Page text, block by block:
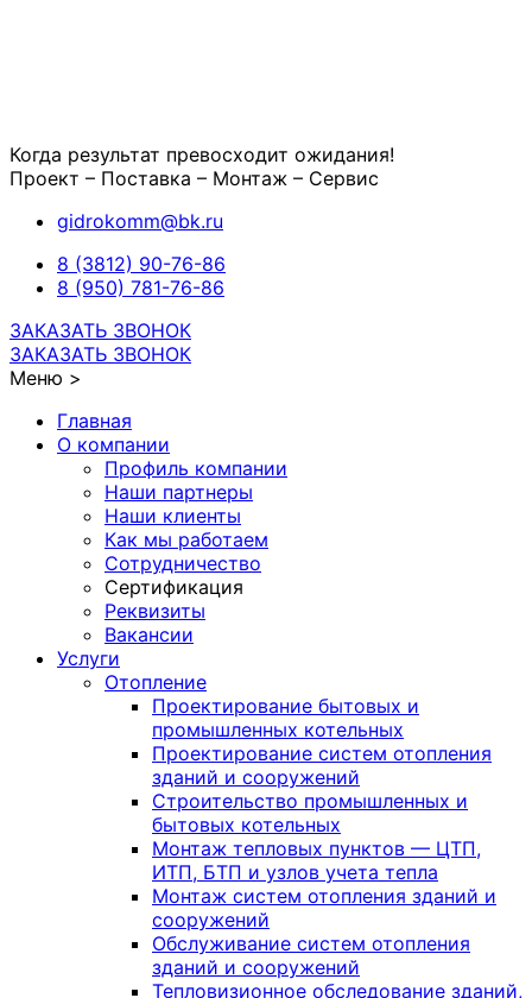
Когда результат превосходит ожидания!
Проект – Поставка – Монтаж – Сервис
gidrokomm@bk.ru
8 (3812) 90-76-86
8 (950) 781-76-86
ЗАКАЗАТЬ ЗВОНОК
ЗАКАЗАТЬ ЗВОНОК
Меню >
Главная
О компании
Профиль компании
Наши партнеры
Наши клиенты
Как мы работаем
Сотрудничество
Сертификация
Реквизиты
Вакансии
Услуги
Отопление
Проектирование бытовых и
промышленных котельных
Проектирование систем отопления
зданий и сооружений
Строительство промышленных и
бытовых котельных
Монтаж тепловых пунктов — ЦТП,
ИТП, БТП и узлов учета тепла
Монтаж систем отопления зданий и
сооружений
Обслуживание систем отопления
зданий и сооружений
Тепловизионное обследование зданий,